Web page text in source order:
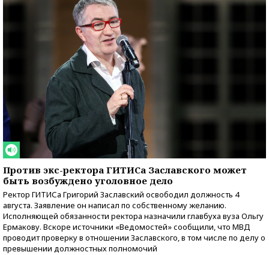
Против экс-ректора ГИТИСа Заславского может
быть возбуждено уголовное дело
Ректор ГИТИСа Григорий Заславский освободил должность 4
августа. Заявление он написал по собственному желанию.
Исполняющей обязанности ректора назначили главбуха вуза Ольгу
Ермакову. Вскоре источники «Ведомостей» сообщили, что МВД
проводит проверку в отношении Заславского, в том числе по делу о
превышении должностных полномочий